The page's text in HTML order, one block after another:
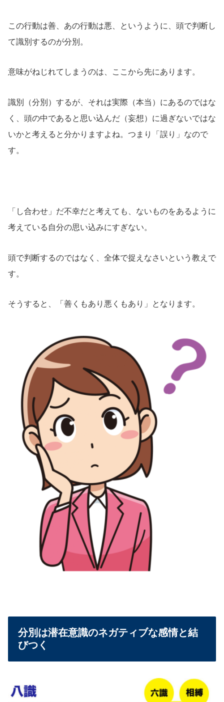
この行動は善、あの行動は悪、というように、頭で判断し
て識別するのが分別。
意味がねじれてしまうのは、ここから先にあります。
識別（分別）するが、それは実際（本当）にあるのではな
く、頭の中であると思い込んだ（妄想）に過ぎないではな
いかと考えると分かりますよね。つまり「誤り」なので
す。
「し合わせ」だ不幸だと考えても、ないものをあるように
考えている自分の思い込みにすぎない。
頭で判断するのではなく、全体で捉えなさいという教えで
す。
そうすると、「善くもあり悪くもあり」となります。
分別は潜在意識のネガティブな感情と結
びつく